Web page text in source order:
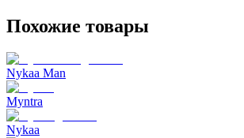
Похожие товары
Nykaa Man
Myntra
Nykaa